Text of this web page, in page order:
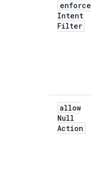
enforce
Intent
Filter
allow
Null
Action